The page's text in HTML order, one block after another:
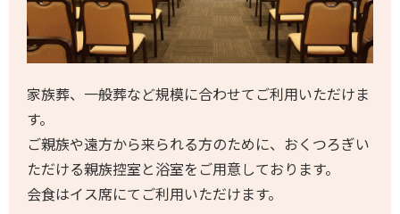
家族葬、一般葬など規模に合わせてご利用いただけま
す。
ご親族や遠方から来られる方のために、おくつろぎい
ただける親族控室と浴室をご用意しております。
会食はイス席にてご利用いただけます。